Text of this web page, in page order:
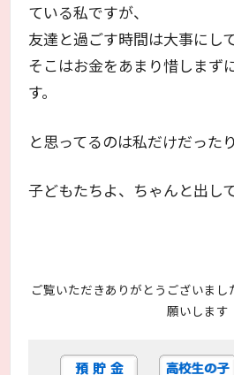
ている私ですが、
友達と過ごす時間は大事にし
そこはお金をあまり惜しまず
す。
と思ってるのは私だけだったり
子どもたちよ、ちゃんと出し
ご覧いただきありがとうございま
願いします